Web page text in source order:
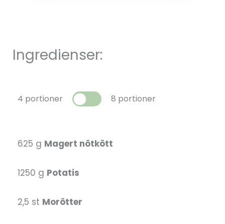
Ingredienser:
4 portioner 8 portioner
625 g Magert nötkött
1250 g Potatis
2,5 st Morötter